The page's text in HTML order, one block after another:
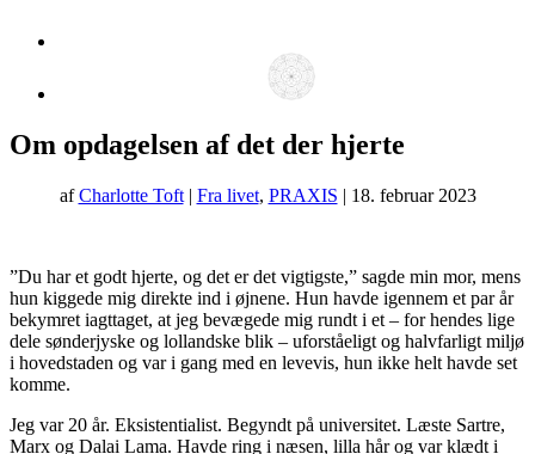
Om opdagelsen af det der hjerte
afCharlotte Toft| Fra livet, PRAXIS | 18. februar 2023
”Du har et godt hjerte, og det er det vigtigste,” sagde min mor, mens
hun kiggede mig direkte ind i øjnene. Hun havde igennem et par år
bekymret iagttaget, at jeg bevægede mig rundt i et – for hendes lige
dele sønderjyske og lollandske blik – uforståeligt og halvfarligt miljø
i hovedstaden og var i gang med en levevis, hun ikke helt havde set
komme.
Jeg var 20 år. Eksistentialist. Begyndt på universitet. Læste Sartre,
Marx og Dalai Lama. Havde ring i næsen, lilla hår og var klædt i